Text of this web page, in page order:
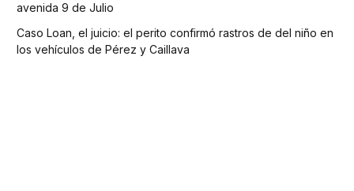
avenida 9 de Julio
Caso Loan, el juicio: el perito confirmó rastros de del niño en
los vehículos de Pérez y Caillava